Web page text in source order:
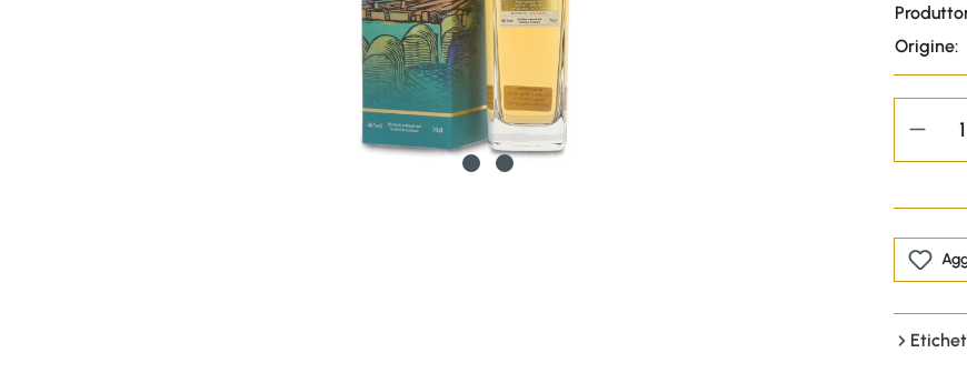
Origine: